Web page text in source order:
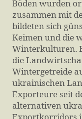
Böden wurden
zusammen mit
bildeten sich
Keimen und die
Winterkulturen.
die
Wintergetreide
ukrainischen
Exporteure seit
alternativen
Exportkorridors